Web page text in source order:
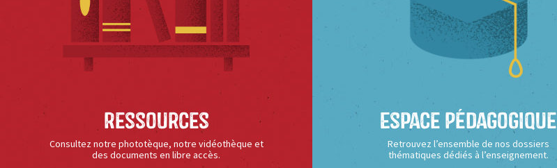
Ressources
Consultez notre phototèque, notre vidéothèque et
des documents en libre accès.
Espace Pédagogique
Retrouvez l’ensemble de nos dossiers
thématiques dédiés à l’enseignement.